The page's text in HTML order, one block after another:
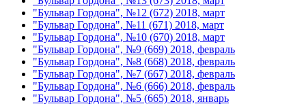
"Бульвар Гордона", №12 (672) 2018, март
"Бульвар Гордона", №11 (671) 2018, март
"Бульвар Гордона", №10 (670) 2018, март
"Бульвар Гордона", №9 (669) 2018, февраль
"Бульвар Гордона", №8 (668) 2018, февраль
"Бульвар Гордона", №7 (667) 2018, февраль
"Бульвар Гордона", №6 (666) 2018, февраль
"Бульвар Гордона", №5 (665) 2018, январь